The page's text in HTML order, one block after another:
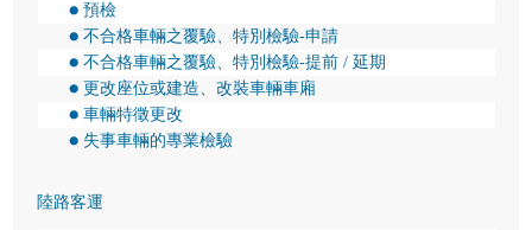
預檢
不合格車輛之覆驗、特別檢驗-申請
不合格車輛之覆驗、特別檢驗-提前 / 延期
更改座位或建造、改裝車輛車廂
車輛特徵更改
失事車輛的專業檢驗
陸路客運